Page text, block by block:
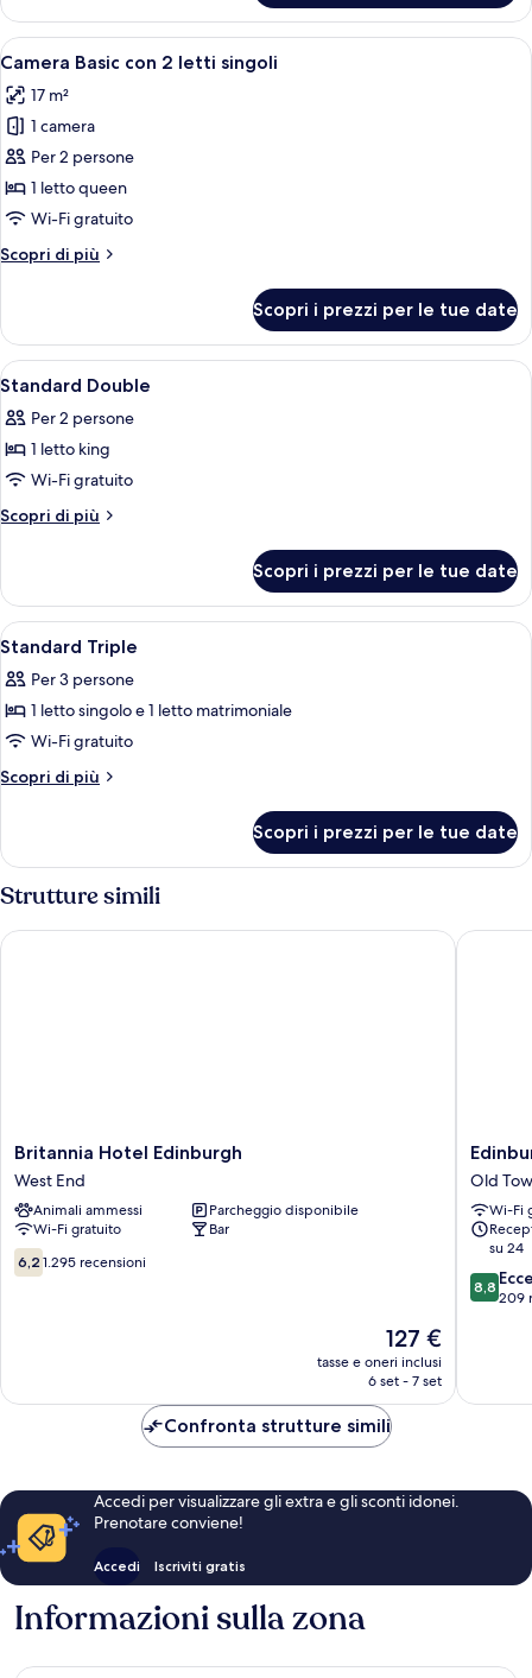
familiare
Apri
tutte
le
foto
per
Camera
Basic
2
Camera Basic con 2 letti singoli |
1
Camera Basic con 2 letti singoli
17 m²
1 camera
Per 2 persone
1 letto queen
Wi-Fi gratuito
Scopri di più
Altri
Basic
con
2
singoli
Scopri i prezzi per le tue date
Apri
tutte
le
foto
per
Standard
Ferro/asse da stiro, Wi-Fi gratuito,
3
Standard Double
Per 2 persone
1 letto king
Wi-Fi gratuito
Scopri di più
Altri
Double
Scopri i prezzi per le tue date
Apri
tutte
le
foto
per
Standard
Ferro/asse da stiro, Wi-Fi gratuito,
4
Standard Triple
Per 3 persone
1 letto singolo e 1 letto matrimoniale
Wi-Fi gratuito
Scopri di più
Altri
Triple
Scopri i prezzi per le tue date
Strutture simili
Britannia
Hotel
Edinburgh
West
End
Britannia Hotel Edinburgh
West End
Animali ammessi
Parcheggio disponibile
Wi-Fi gratuito
Bar
6.2
su
6,2 1.295 recensioni
Il
prezzo
attuale
127 €
127 €
tasse e oneri inclusi
6 set - 7 set
Britannia Hotel Edinburgh
Hostel
Old
Town
Old
Wi-Fi
su 24
8.8
su
8,8
209
Confronta strutture simili
Accedi per visualizzare gli extra e gli sconti idonei.
Prenotare conviene!
Accedi Iscriviti gratis
Informazioni sulla zona